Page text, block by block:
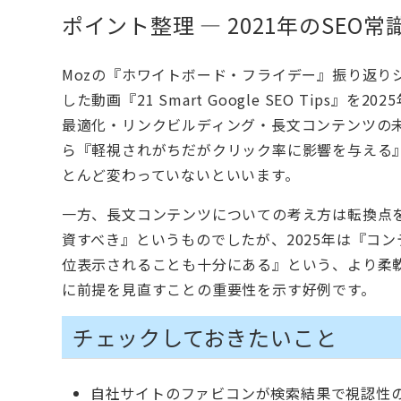
ポイント整理 — 2021年のSEO常
Mozの『ホワイトボード・フライデー』振り返
した動画『21 Smart Google SEO Tips』を2025
最適化・リンクビルディング・長文コンテンツ
ら『軽視されがちだがクリック率に影響を与え
とんど変わっていないといいます。
一方、長文コンテンツについての考え方は転換
資すべき』というものでしたが、2025年は『コ
位表示されることも十分にある』という、より
に前提を見直すことの重要性を示す好例です。
チェックしておきたいこと
自社サイトのファビコンが検索結果で視認